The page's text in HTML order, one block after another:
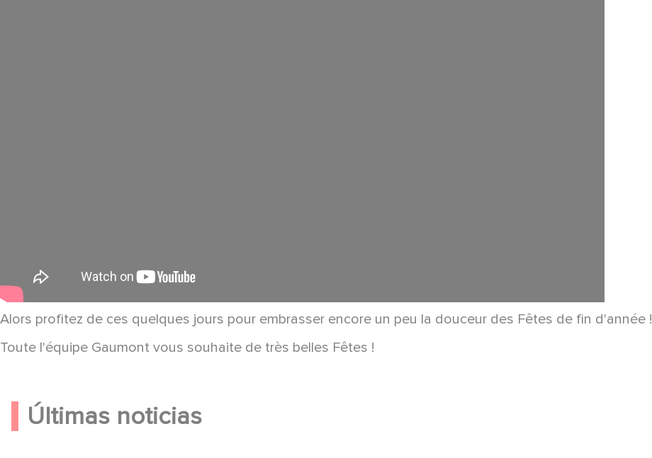
Alors profitez de ces quelques jours pour embrasser encore un peu la douceur des Fêtes de fin d'année !
Toute l'équipe Gaumont vous souhaite de très belles Fêtes !
Últimas noticias